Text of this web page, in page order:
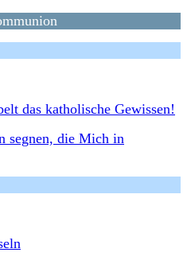
das katholische Gewissen!
segnen, die Mich in